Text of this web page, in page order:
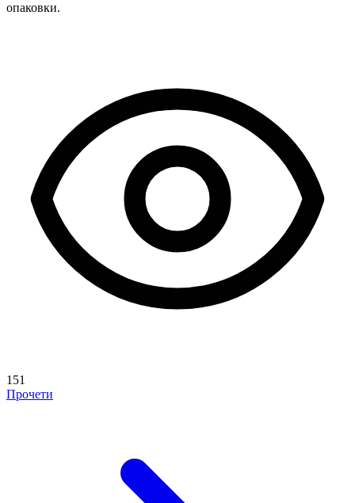
опаковки.
151
Прочети